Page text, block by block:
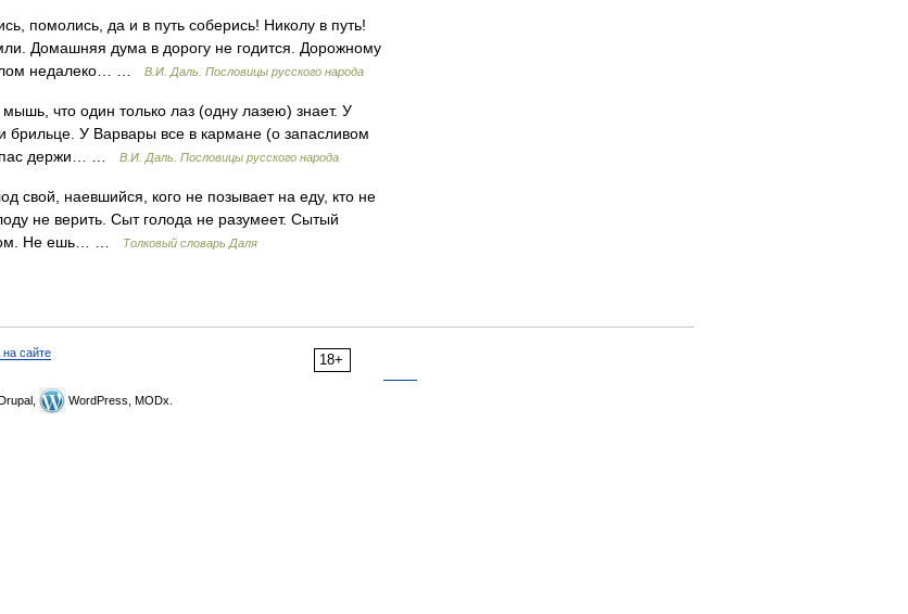
помолись, да и в путь соберись! Николу в путь!
Домашняя дума в дорогу не годится. Дорожному
недалеко… …
В.И. Даль. Пословицы русского народа
что один только лаз (одну лазею) знает. У
У Варвары все в кармане (о запасливом
держи… …
В.И. Даль. Пословицы русского народа
наевшийся, кого не позывает на еду, кто не
не верить. Сыт голода не разумеет. Сытый
Не ешь… …
Толковый словарь Даля
18+
сайте
WordPress, MODx.